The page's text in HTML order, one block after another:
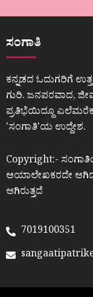
ಸಂಗಾತಿ
ಕನ್ನಡದ ಓದುಗರಿಗೆ
ಗುರಿ. ಜನಪರವಾದ,
ಪ್ರತಿಭೆಯಿದ್ದೂ
ʼಸಂಗಾತಿʼಯ ಉದ್ದೇಶ.
Copyright:-
ಆಯಾಲೇಖಕರದೇ
ಆಗಿರುತ್ತದೆ
7019100351